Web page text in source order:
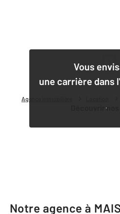
Agence immobilière
Vous
une carrière dans
Découvrir
1
Notre agence à